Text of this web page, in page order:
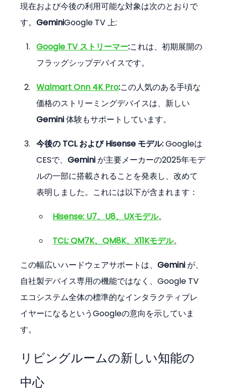
現在および今後の利用可能な対象は次のとおりで
す。GeminiGoogle TV 上:
Google TV ストリーマー:これは、初期展開の
フラッグシップデバイスです。
Walmart Onn 4K Pro:この人気のある手頃な
価格のストリーミングデバイスは、新しい
Gemini 体験もサポートしています。
今後の TCL および Hisense モデル: Googleは
CESで、Gemini が主要メーカーの2025年モデ
ルの一部に搭載されることを発表し、改めて
表明しました。これには以下が含まれます：
Hisense: U7、U8、UXモデル。
TCL: QM7K、QM8K、X11Kモデル。
この幅広いハードウェアサポートは、Gemini が、
自社製デバイス専用の機能ではなく、Google TV
エコシステム全体の標準的なインタラクティブレ
イヤーになるというGoogleの意向を示していま
す。
リビングルームの新しい知能の
中心